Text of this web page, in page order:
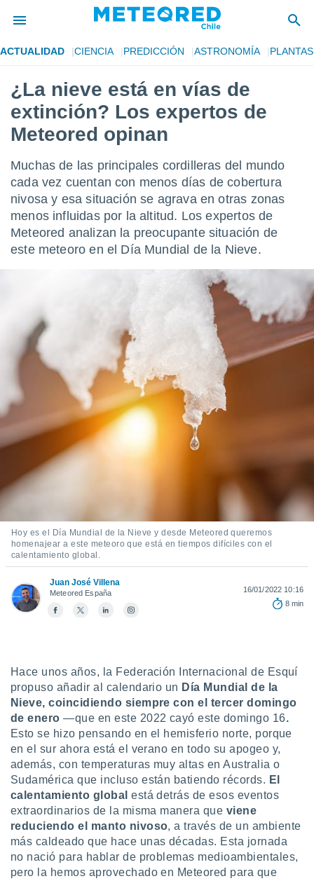
de
por
para
la
calidad.
a este
las
y
forma
permite
coste.
botón
la
todas
sean
y análisis
en
perfil
más
nuestra
y
de
disponible
ACEPTAR
Y
CONTINUAR
CONFIGURACIÓN
ACTUALIDAD CIENCIA PREDICCIÓN ASTRONOMÍA PLANTAS
¿La nieve está en vías de
extinción? Los expertos de
Meteored opinan
Muchas de las principales cordilleras del mundo
cada vez cuentan con menos días de cobertura
nivosa y esa situación se agrava en otras zonas
menos influidas por la altitud. Los expertos de
Meteored analizan la preocupante situación de
este meteoro en el Día Mundial de la Nieve.
Hoy es el Día Mundial de la Nieve y desde Meteored queremos
homenajear a este meteoro que está en tiempos difíciles con el
calentamiento global.
Juan José Villena
Meteored España
16/01/2022 10:16
8 min
Hace unos años, la Federación Internacional de Esquí
propuso añadir al calendario un Día Mundial de la
Nieve, coincidiendo siempre con el tercer domingo
de enero —que en este 2022 cayó este domingo 16.
Esto se hizo pensando en el hemisferio norte, porque
en el sur ahora está el verano en todo su apogeo y,
además, con temperaturas muy altas en Australia o
Sudamérica que incluso están batiendo récords. El
calentamiento global está detrás de esos eventos
extraordinarios de la misma manera que viene
reduciendo el manto nivoso, a través de un ambiente
más caldeado que hace unas décadas. Esta jornada
no nació para hablar de problemas medioambientales,
pero la hemos aprovechado en Meteored para que